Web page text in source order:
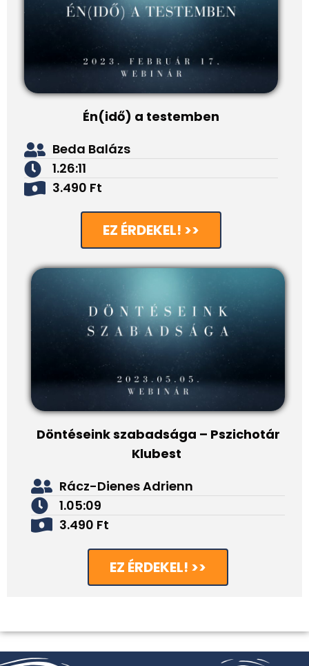
Én(idő) a testemben
Beda Balázs
1.26:11
3.490 Ft
EZ ÉRDEKEL! >>
Döntéseink szabadsága – Pszichotár
Klubest
Rácz-Dienes Adrienn
1.05:09
3.490 Ft
EZ ÉRDEKEL! >>